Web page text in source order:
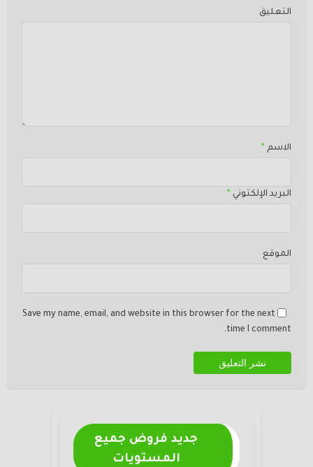
التعليق
الاسم *
البريد الإلكتوني *
الموقع
Save my name, email, and website in this browser for the next
time I comment.
جديد فروض جميع
المستويات